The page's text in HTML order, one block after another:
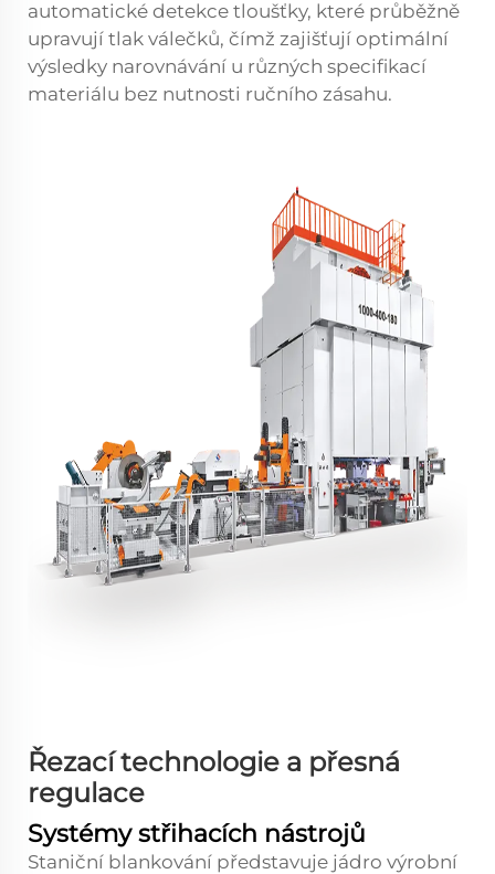
automatické detekce tloušťky, které průběžně
upravují tlak válečků, čímž zajišťují optimální
výsledky narovnávání u různých specifikací
materiálu bez nutnosti ručního zásahu.
Řezací technologie a přesná
regulace
Systémy střihacích nástrojů
Staniční blankování představuje jádro výrobní